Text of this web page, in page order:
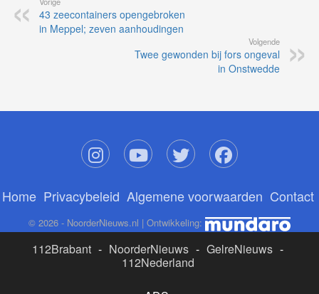
43 zeecontainers opengebroken
in Meppel; zeven aanhoudingen
Volgende
Twee gewonden bij fors ongeval
in Onstwedde
Home Privacybeleid Algemene voorwaarden Contact
© 2026 - NoorderNieuws.nl | Ontwikkeling:
112Brabant - NoorderNieuws - GelreNieuws -
112Nederland